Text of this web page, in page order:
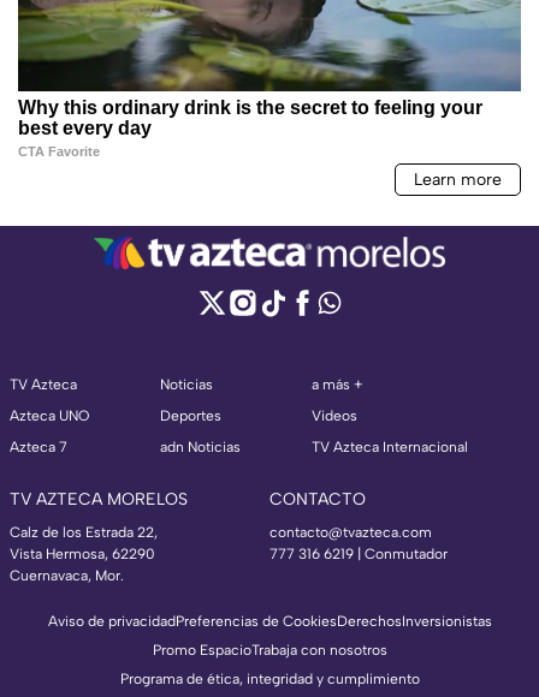
TV Azteca
Azteca UNO
Azteca 7
Noticias
Deportes
adn Noticias
a más +
Videos
TV Azteca Internacional
TV AZTECA MORELOS
Calz de los Estrada 22,
Vista Hermosa, 62290
Cuernavaca, Mor.
CONTACTO
contacto@tvazteca.com
777 316 6219 | Conmutador
Aviso de privacidadPreferencias de CookiesDerechosInversionistas
Promo EspacioTrabaja con nosotros
Programa de ética, integridad y cumplimiento